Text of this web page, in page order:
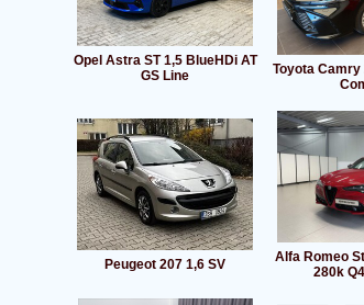
Opel Astra ST 1,5 BlueHDi AT
GS Line
Toyota Camry
Peugeot 207 1,6 SV
Alfa Romeo
280k